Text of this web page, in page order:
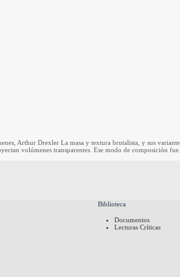
Arthur Drexler La masa y textura brutalista, y sus
volúmenes transparentes. Ese modo de composición
Biblioteca
Documentos
Lecturas Críticas